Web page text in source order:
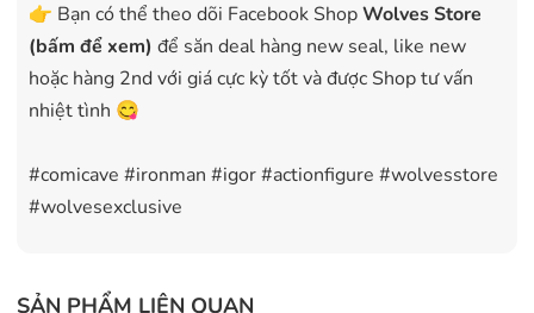
👉 Bạn có thể theo dõi Facebook ShopWolves Store
(bấm để xem) để săn deal hàng new seal, like new
hoặc hàng 2nd với giá cực kỳ tốt và được Shop tư vấn
nhiệt tình 😋
#comicave #ironman #igor #actionfigure #wolvesstore
#wolvesexclusive
SẢN PHẨM LIÊN QUAN